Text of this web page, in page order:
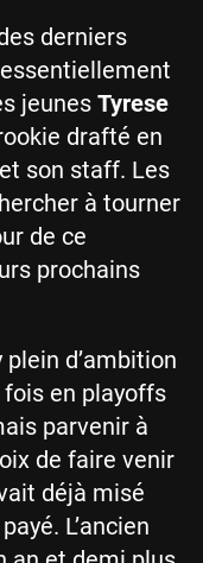
derniers
jeunes Tyrese
drafté en
son staff. Les
à tourner
de ce
prochains
d’ambition
fois en playoffs
parvenir à
de faire venir
déjà misé
L’ancien